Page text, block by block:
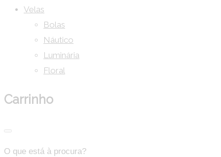
Velas
Bolas
Náutico
Luminária
Floral
Carrinho
O que está à procura?